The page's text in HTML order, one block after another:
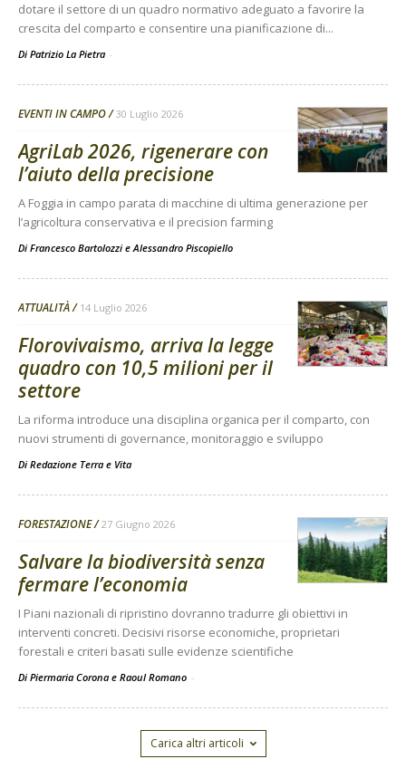
dotare il settore di un quadro normativo adeguato a favorire la
crescita del comparto e consentire una pianificazione di...
Di Patrizio La Pietra -
EVENTI IN CAMPO 30 Luglio 2026
AgriLab 2026, rigenerare con
l’aiuto della precisione
A Foggia in campo parata di macchine di ultima generazione per
l’agricoltura conservativa e il precision farming
Di Francesco Bartolozzi eAlessandro Piscopiello
ATTUALITÀ 14 Luglio 2026
Florovivaismo, arriva la legge
quadro con 10,5 milioni per il
settore
La riforma introduce una disciplina organica per il comparto, con
nuovi strumenti di governance, monitoraggio e sviluppo
Di Redazione Terra e Vita
FORESTAZIONE 27 Giugno 2026
Salvare la biodiversità senza
fermare l’economia
I Piani nazionali di ripristino dovranno tradurre gli obiettivi in
interventi concreti. Decisivi risorse economiche, proprietari
forestali e criteri basati sulle evidenze scientifiche
Di Piermaria Corona e Raoul Romano -
Carica altri articoli